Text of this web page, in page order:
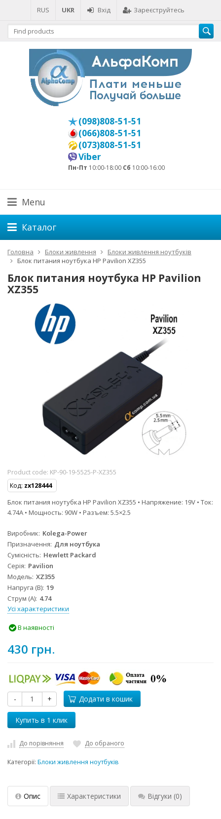
RUS UKR Вхід Зареєструйтесь
(098)808-51-51
(066)808-51-51
(073)808-51-51
Viber
Пн-Пт 10:00-18:00 Сб 10:00-16:00
Menu
Каталог
Головна Блоки живлення
Блоки живлення ноутбуків
Блок питания ноутбука HP Pavilion XZ355
Блок питания ноутбука HP Pavilion
XZ355
Product code: KP-90-19-5525-P-XZ355
Код: zx128444
Блок питания ноутубка HP Pavilion XZ355 • Напряжение: 19V • Ток:
4.74A • Мощность: 90W • Разъем: 5.5×2.5
Виробник Kolega-Power
Призначення Для ноутбука
Сумісність Hewlett Packard
Серія Pavilion
Модель XZ355
Напруга (В) 19
Струм (А) 4.74
Усі характеристики
В наявності
430 грн.
- + Додати в кошик
До порівняння До обраного
Категорії: Блоки живлення ноутбуків
Опис Характеристики Відгуки (0)